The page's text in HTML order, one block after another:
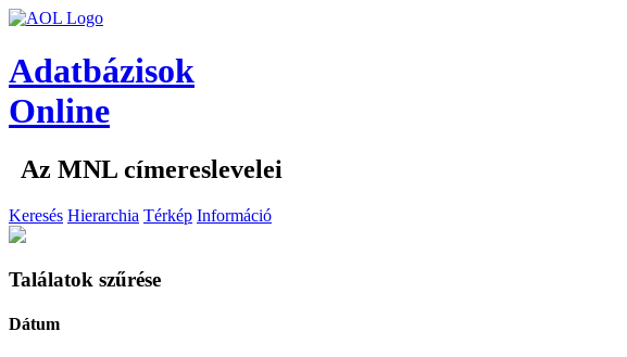
Adatbázisok
Online
Az MNL címereslevelei
Keresés Hierarchia Térkép Információ
Találatok szűrése
Dátum